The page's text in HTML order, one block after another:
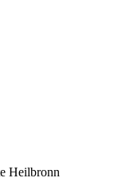
Heilbronn